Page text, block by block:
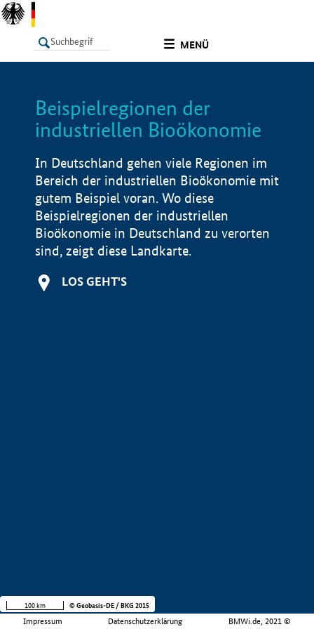
MENÜ
LISTE
Beispielregionen der
industriellen Bioökonomie
In Deutschland gehen viele Regionen im
Bereich der industriellen Bioökonomie mit
gutem Beispiel voran. Wo diese
Beispielregionen der industriellen
Bioökonomie in Deutschland zu verorten
sind, zeigt diese Landkarte.
LOS GEHT'S
Impressum Datenschutzerklärung BMWi.de, 2021 ©
100 km © Geobasis-DE / BKG 2015